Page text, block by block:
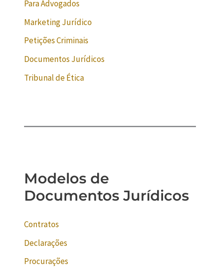
Para Advogados
Marketing Jurídico
Petições Criminais
Documentos Jurídicos
Tribunal de Ética
Modelos de
Documentos Jurídicos
Contratos
Declarações
Procurações